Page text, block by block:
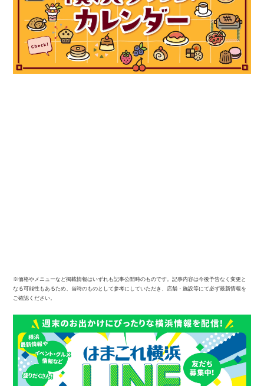
※価格やメニューなど掲載情報はいずれも記事公開時のものです。記事内容は今後予告なく変更と
なる可能性もあるため、当時のものとして参考にしていただき、店舗・施設等にて必ず最新情報を
ご確認ください。